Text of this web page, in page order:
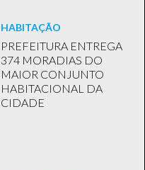
HABITAÇÃO
PREFEITURA ENTREGA
374 MORADIAS DO
MAIOR CONJUNTO
HABITACIONAL DA
CIDADE